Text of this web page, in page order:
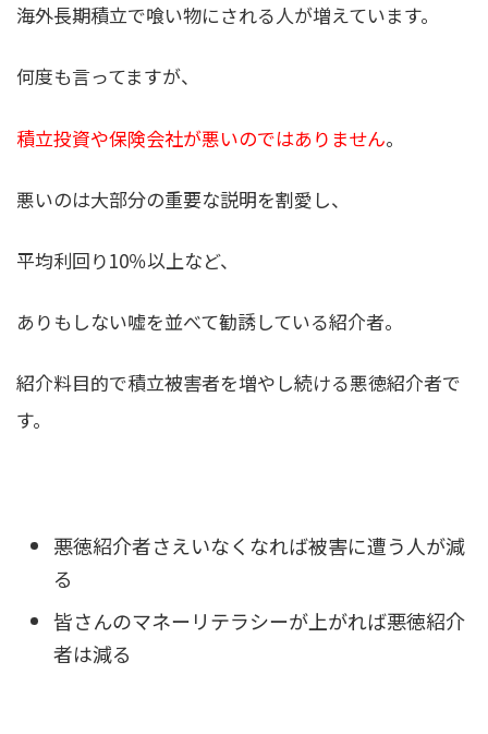
海外長期積立で喰い物にされる人が増えています。
何度も言ってますが、
積立投資や保険会社が悪いのではありません。
悪いのは大部分の重要な説明を割愛し、
平均利回り10％以上など、
ありもしない嘘を並べて勧誘している紹介者。
紹介料目的で積立被害者を増やし続ける悪徳紹介者で
す。
悪徳紹介者さえいなくなれば被害に遭う人が減
る
皆さんのマネーリテラシーが上がれば悪徳紹介
者は減る